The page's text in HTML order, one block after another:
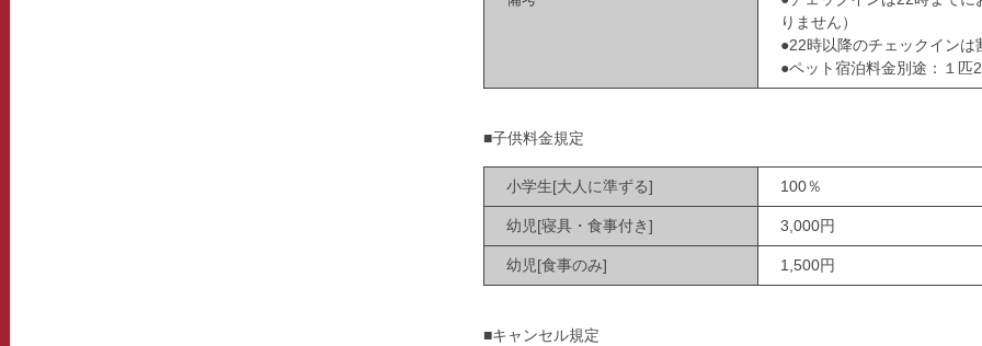
りません）
●22時以降のチェックイン
●ペット宿泊料金別途：１匹
■子供料金規定
小学生[大人に準ずる] 100％
幼児[寝具・食事付き] 3,000円
幼児[食事のみ] 1,500円
■キャンセル規定